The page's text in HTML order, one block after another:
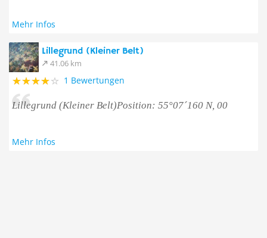
Mehr Infos
Lillegrund (Kleiner Belt)
41.06 km
1 Bewertungen
Lillegrund (Kleiner Belt)Position: 55°07´160 N, 00
Mehr Infos